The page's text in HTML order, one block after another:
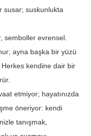
susar; suskunlukta
semboller evrensel.
ayna başka bir yüzü
Herkes kendine dair bir
etmiyor; hayatınızda
öneriyor: kendi
tanışmak,